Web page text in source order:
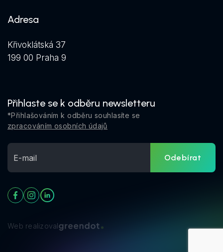
Adresa
Křivoklátská 37
199 00 Praha 9
Přihlaste se k odběru newsletteru
*Přihlašováním k odběru souhlasíte se
zpracováním osobních údajů
Odebírat
Web realizoval